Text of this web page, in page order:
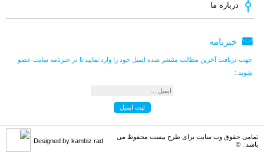
کامبیز راد
سلام . کنار هر طرح لینک مشترکین نوش [...]
به سلامتی . خوش اومدین . در خدمتیم [...]
درباره ما
خبرنامه
جهت دریافت آخرین مطالب منتشر شده ایمیل خود را وارد نمایید تا در خبرنامه سایت عضو
شوید :
Designed by kambiz rad
تمامی حقوق وب سایت برای طرح بیست محفوظ می
باشد . ©